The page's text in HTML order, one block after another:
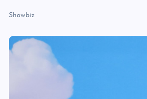
Showbiz